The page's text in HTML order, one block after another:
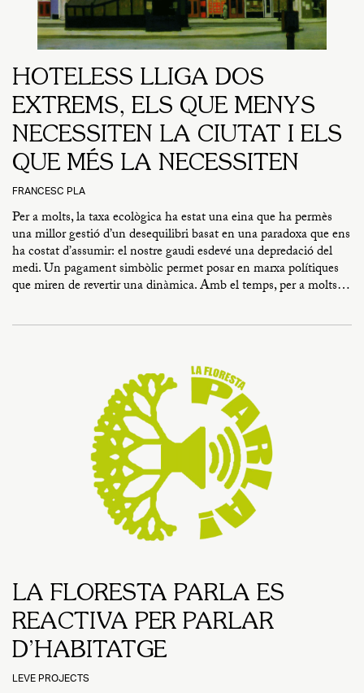
HOTELESS LLIGA DOS
EXTREMS, ELS QUE MENYS
NECESSITEN LA CIUTAT I ELS
QUE MÉS LA NECESSITEN
FRANCESC PLA
Per a molts, la taxa ecològica ha estat una eina que ha permès
una millor gestió d’un desequilibri basat en una paradoxa que ens
ha costat d’assumir: el nostre gaudi esdevé una depredació del
medi. Un pagament simbòlic permet posar en marxa polítiques
que miren de revertir una dinàmica. Amb el temps, per a molts…
LA FLORESTA PARLA ES
REACTIVA PER PARLAR
D’HABITATGE
LEVE PROJECTS